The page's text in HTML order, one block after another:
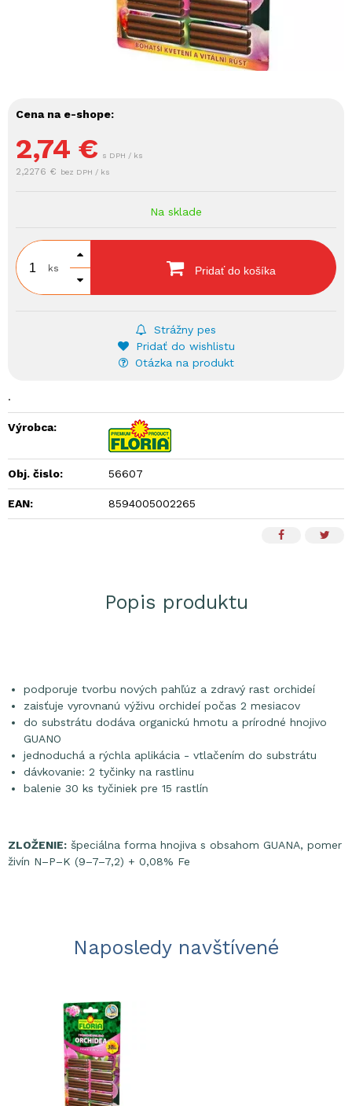
Cena na e-shope:
2,74 € s DPH / ks
2,2276 € bez DPH / ks
Na sklade
ks Pridať do košíka
Strážny pes
Pridať do wishlistu
Otázka na produkt
.
Výrobca:
Obj. čislo: 56607
EAN: 8594005002265
Popis produktu
podporuje tvorbu nových pahľúz a zdravý rast orchideí
zaisťuje vyrovnanú výživu orchideí počas 2 mesiacov
do substrátu dodáva organickú hmotu a prírodné hnojivo
GUANO
jednoduchá a rýchla aplikácia - vtlačením do substrátu
dávkovanie: 2 tyčinky na rastlinu
balenie 30 ks tyčiniek pre 15 rastlín
ZLOŽENIE: špeciálna forma hnojiva s obsahom GUANA, pomer
živín N–P–K (9–7–7,2) + 0,08% Fe
Naposledy navštívené